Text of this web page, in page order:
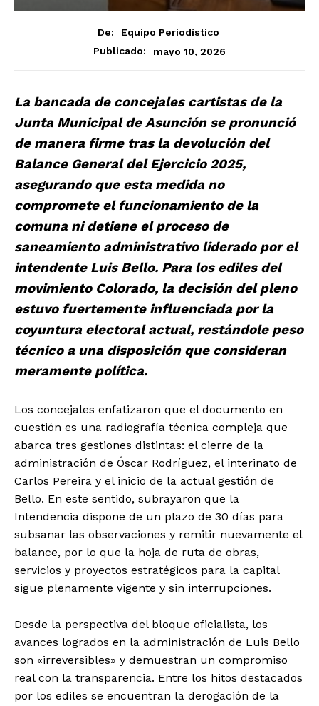
De:
Equipo Periodístico
Publicado:
mayo 10, 2026
La bancada de concejales cartistas de la
Junta Municipal de Asunción se pronunció
de manera firme tras la devolución del
Balance General del Ejercicio 2025,
asegurando que esta medida no
compromete el funcionamiento de la
comuna ni detiene el proceso de
saneamiento administrativo liderado por el
intendente Luis Bello. Para los ediles del
movimiento Colorado, la decisión del pleno
estuvo fuertemente influenciada por la
coyuntura electoral actual, restándole peso
técnico a una disposición que consideran
meramente política.
Los concejales enfatizaron que el documento en
cuestión es una radiografía técnica compleja que
abarca tres gestiones distintas: el cierre de la
administración de Óscar Rodríguez, el interinato de
Carlos Pereira y el inicio de la actual gestión de
Bello. En este sentido, subrayaron que la
Intendencia dispone de un plazo de 30 días para
subsanar las observaciones y remitir nuevamente el
balance, por lo que la hoja de ruta de obras,
servicios y proyectos estratégicos para la capital
sigue plenamente vigente y sin interrupciones.
Desde la perspectiva del bloque oficialista, los
avances logrados en la administración de Luis Bello
son «irreversibles» y demuestran un compromiso
real con la transparencia. Entre los hitos destacados
por los ediles se encuentran la derogación de la